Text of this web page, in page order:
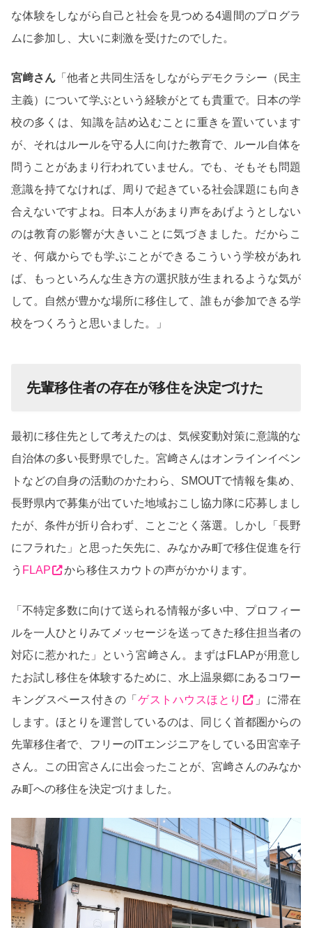
な体験をしながら自己と社会を見つめる4週間のプログラ
ムに参加し、大いに刺激を受けたのでした。
宮﨑さん 「他者と共同生活をしながらデモクラシー（民主
主義）について学ぶという経験がとても貴重で。日本の学
校の多くは、知識を詰め込むことに重きを置いています
が、それはルールを守る人に向けた教育で、ルール自体を
問うことがあまり行われていません。でも、そもそも問題
意識を持てなければ、周りで起きている社会課題にも向き
合えないですよね。日本人があまり声をあげようとしない
のは教育の影響が大きいことに気づきました。だからこ
そ、何歳からでも学ぶことができるこういう学校があれ
ば、もっといろんな生き方の選択肢が生まれるような気が
して。自然が豊かな場所に移住して、誰もが参加できる学
校をつくろうと思いました。」
先輩移住者の存在が移住を決定づけた
最初に移住先として考えたのは、気候変動対策に意識的な
自治体の多い長野県でした。宮﨑さんはオンラインイベン
トなどの自身の活動のかたわら、SMOUTで情報を集め、
長野県内で募集が出ていた地域おこし協力隊に応募しまし
たが、条件が折り合わず、ことごとく落選。しかし「長野
にフラれた」と思った矢先に、みなかみ町で移住促進を行
う FLAP から移住スカウトの声がかかります。
「不特定多数に向けて送られる情報が多い中、プロフィー
ルを一人ひとりみてメッセージを送ってきた移住担当者の
対応に惹かれた」という宮﨑さん。まずはFLAPが用意し
たお試し移住を体験するために、水上温泉郷にあるコワー
キングスペース付きの「 ゲストハウスほとり
」に滞在
します。ほとりを運営しているのは、同じく首都圏からの
先輩移住者で、フリーのITエンジニアをしている田宮幸子
さん。この田宮さんに出会ったことが、宮﨑さんのみなか
み町への移住を決定づけました。